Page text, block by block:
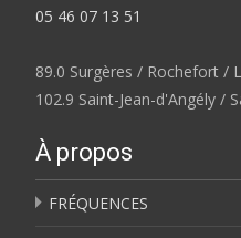
05 46 07 13 51
89.0 Surgères / Rochefort /
102.9 Saint-Jean-d'Angély /
À propos
FRÉQUENCES